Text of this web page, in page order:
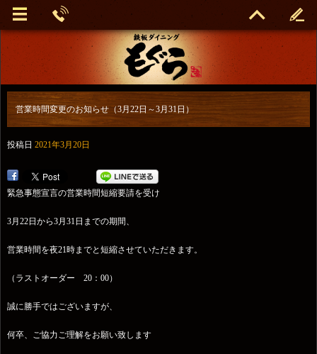
営業時間変更のお知らせ（3月22日～3月31日）
投稿日 2021年3月20日
緊急事態宣言の営業時間短縮要請を受け
3月22日から3月31日までの期間、
営業時間を夜21時までと短縮させていただきます。
（ラストオーダー 20：00）
誠に勝手ではございますが、
何卒、ご協力ご理解をお願い致します